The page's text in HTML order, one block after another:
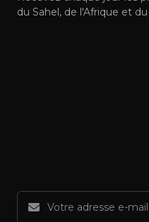
du Sahel, de l'Afrique et